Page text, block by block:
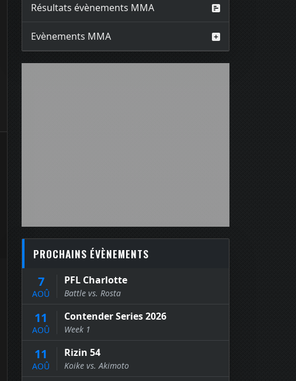
Résultats évènements MMA
Evènements MMA
PROCHAINS ÉVÈNEMENTS
7
AOÛ
PFL Charlotte
Battle vs. Rosta
11
AOÛ
Contender Series 2026
Week 1
11
AOÛ
Rizin 54
Koike vs. Akimoto